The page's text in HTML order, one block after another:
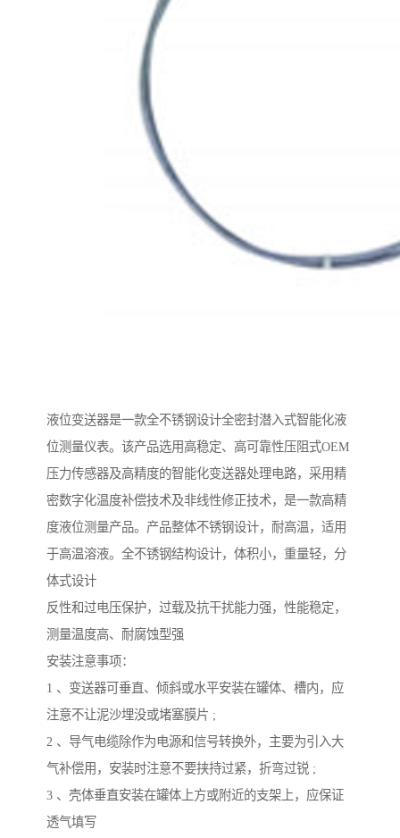
液位变送器是一款全不锈钢设计全密封潜入式智能化液
位测量仪表。该产品选用高稳定、高可靠性压阻式OEM
压力传感器及高精度的智能化变送器处理电路，采用精
密数字化温度补偿技术及非线性修正技术，是一款高精
度液位测量产品。产品整体不锈钢设计，耐高温，适用
于高温溶液。全不锈钢结构设计，体积小，重量轻，分
体式设计
反性和过电压保护，过载及抗干扰能力强，性能稳定，
测量温度高、耐腐蚀型强
安装注意事项：
1 、变送器可垂直、倾斜或水平安装在罐体、槽内，应
注意不让泥沙埋没或堵塞膜片 ;
2 、导气电缆除作为电源和信号转换外，主要为引入大
气补偿用，安装时注意不要挟持过紧，折弯过锐 ;
3 、壳体垂直安装在罐体上方或附近的支架上，应保证
透气填写